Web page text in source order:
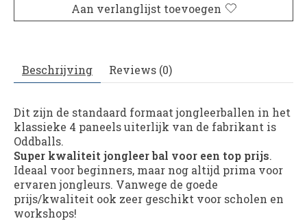
Aan verlanglijst toevoegen
Beschrijving Reviews (0)
Dit zijn de standaard formaat jongleerballen in het
klassieke 4 paneels uiterlijk van de fabrikant is
Oddballs.
Super kwaliteit jongleer bal voor een top prijs.
Ideaal voor beginners, maar nog altijd prima voor
ervaren jongleurs. Vanwege de goede
prijs/kwaliteit ook zeer geschikt voor scholen en
workshops!